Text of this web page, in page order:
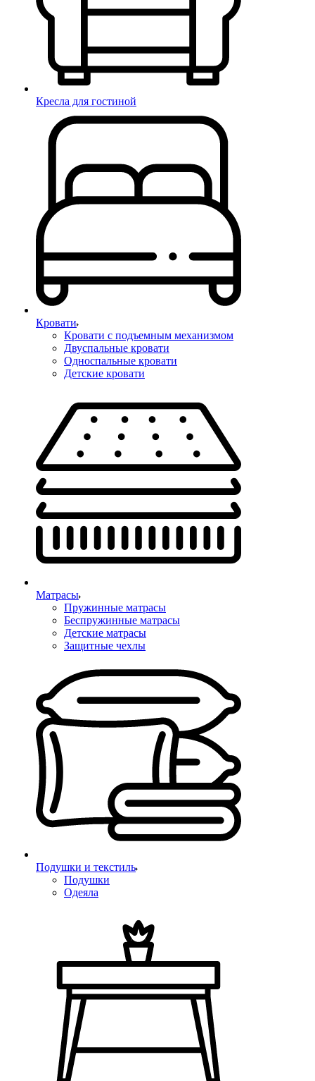
Кресла для гостиной
Кровати
Кровати с подъемным механизмом
Двуспальные кровати
Односпальные кровати
Детские кровати
Матрасы
Пружинные матрасы
Беспружинные матрасы
Детские матрасы
Защитные чехлы
Подушки и текстиль
Подушки
Одеяла